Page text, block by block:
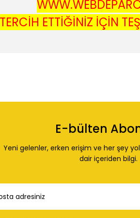
TERCİH ETTİĞİNİZ İÇİN
E-bülten
Yeni gelenler, erken erişim ve her şey
dair içeriden bilgi.